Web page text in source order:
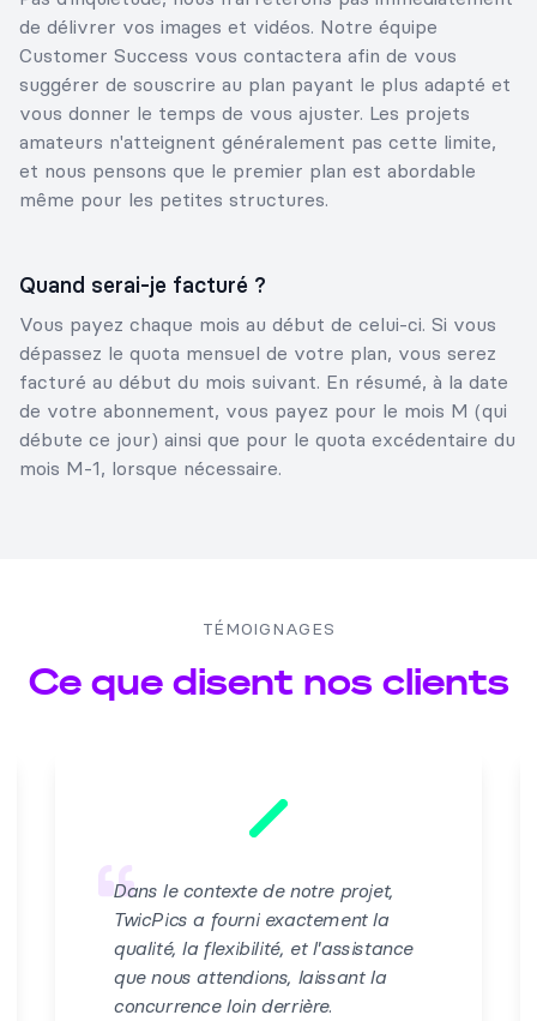
de délivrer vos images et vidéos. Notre équipe
Customer Success vous contactera afin de vous
suggérer de souscrire au plan payant le plus adapté et
vous donner le temps de vous ajuster. Les projets
amateurs n'atteignent généralement pas cette limite,
et nous pensons que le premier plan est abordable
même pour les petites structures.
Quand serai-je facturé ?
Vous payez chaque mois au début de celui-ci. Si vous
dépassez le quota mensuel de votre plan, vous serez
facturé au début du mois suivant. En résumé, à la date
de votre abonnement, vous payez pour le mois M (qui
débute ce jour) ainsi que pour le quota excédentaire du
mois M-1, lorsque nécessaire.
TÉMOIGNAGES
Ce que disent nos clients
Dans le contexte de notre projet,
TwicPics a fourni exactement la
qualité, la flexibilité, et l'assistance
que nous attendions, laissant la
concurrence loin derrière.